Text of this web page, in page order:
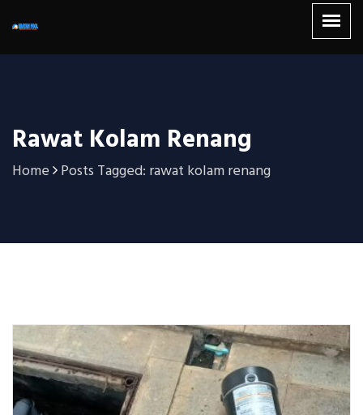
Rawat Kolam Renang
Home Posts Tagged: rawat kolam renang